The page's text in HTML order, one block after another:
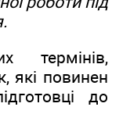
термінів,
які повинен
до